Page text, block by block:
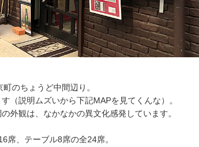
のちょうど中間辺り。
（説明ムズいから下記MAPを見てくんな）。
外観は、なかなかの異文化感発しています。
席、テーブル8席の全24席。